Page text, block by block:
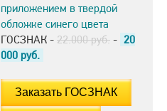
приложением в твердой
обложке синего цвета
ГОСЗНАК - 22.000 руб. - 20
000 руб.